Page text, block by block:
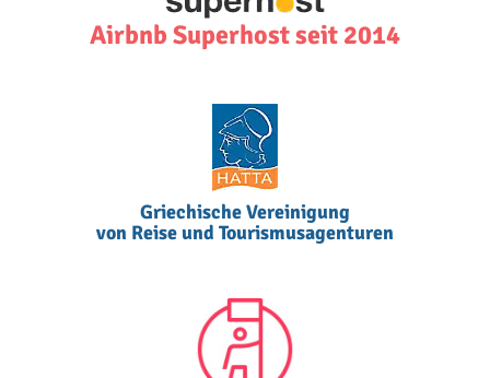
Airbnb Superhost seit 2014
Griechische Vereinigung
von Reise und Tourismusagenturen